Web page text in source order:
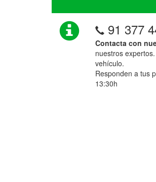
91 377
Contacta con
nuestros
vehículo.
Responden a tus
13:30h